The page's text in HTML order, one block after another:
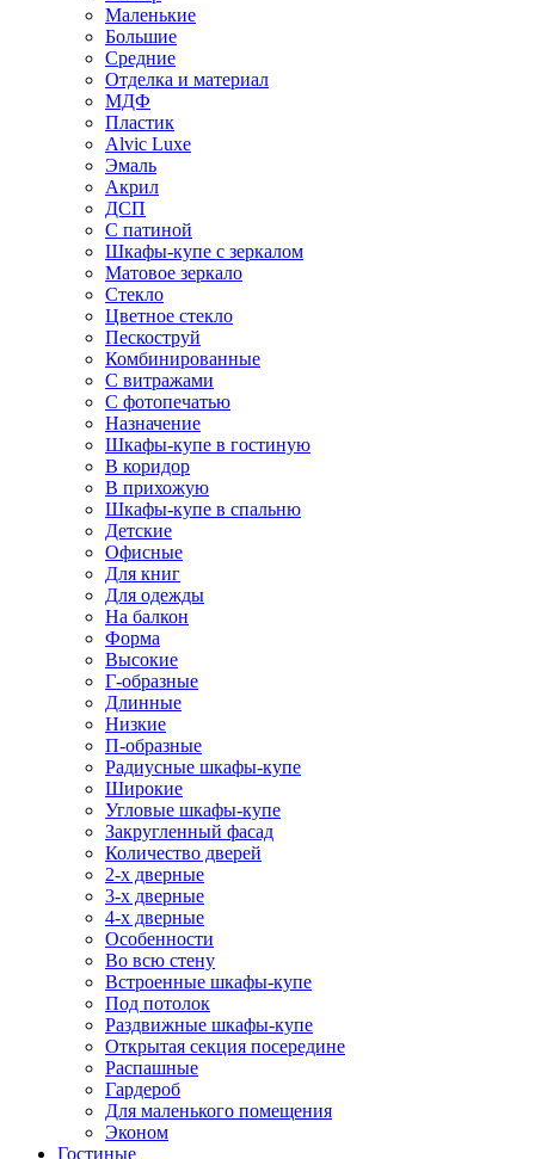
Маленькие
Большие
Средние
Отделка и материал
МДФ
Пластик
Alvic Luxe
Эмаль
Акрил
ДСП
С патиной
Шкафы-купе с зеркалом
Матовое зеркало
Стекло
Цветное стекло
Пескоструй
Комбинированные
С витражами
С фотопечатью
Назначение
Шкафы-купе в гостиную
В коридор
В прихожую
Шкафы-купе в спальню
Детские
Офисные
Для книг
Для одежды
На балкон
Форма
Высокие
Г-образные
Длинные
Низкие
П-образные
Радиусные шкафы-купе
Широкие
Угловые шкафы-купе
Закругленный фасад
Количество дверей
2-х дверные
3-х дверные
4-х дверные
Особенности
Во всю стену
Встроенные шкафы-купе
Под потолок
Раздвижные шкафы-купе
Открытая секция посередине
Распашные
Гардероб
Для маленького помещения
Эконом
Гостиные